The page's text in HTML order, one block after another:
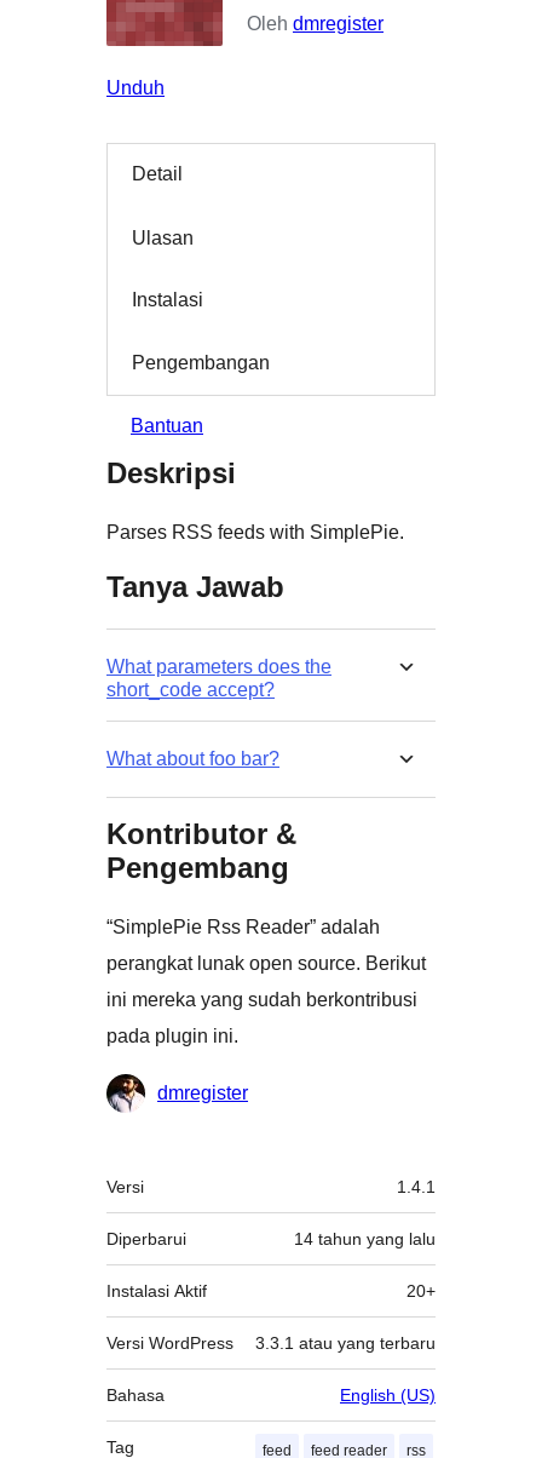
Oleh dmregister
Unduh
Detail
Ulasan
Instalasi
Pengembangan
Bantuan
Deskripsi
Parses RSS feeds with SimplePie.
Tanya Jawab
What parameters does the
short_code accept?
What about foo bar?
Kontributor &
Pengembang
“SimplePie Rss Reader” adalah
perangkat lunak open source. Berikut
ini mereka yang sudah berkontribusi
pada plugin ini.
Kontributordmregister
Meta
Versi 1.4.1
Diperbarui 14 tahun yang lalu
Instalasi Aktif 20+
Versi WordPress 3.3.1 atau yang terbaru
Bahasa English (US)
Tag feed feed reader rss